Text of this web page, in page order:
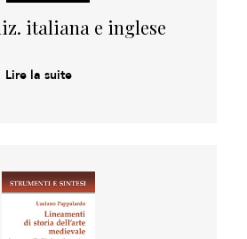
italiana e inglese
Lire la suite